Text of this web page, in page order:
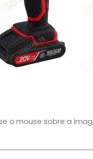
o mouse sobre a